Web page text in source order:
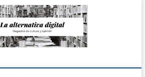
La Alternativa